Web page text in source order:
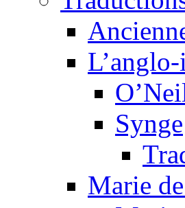
Synge
Marie